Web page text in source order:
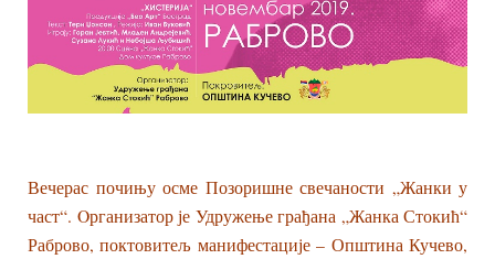
Вечерас почињу осме Позоришне свечаности „Жанки у
част“. Oрганизатор је Удружење грађана „Жанка Стокић“
Раброво, поктовитељ манифестације – Општина Кучево,